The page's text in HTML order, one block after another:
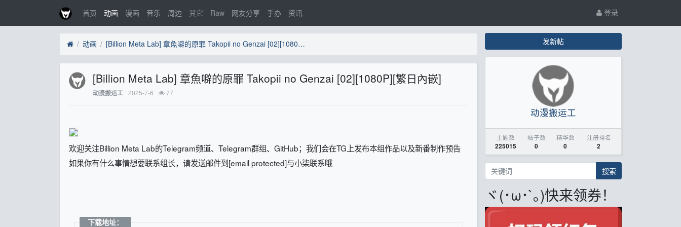
首页 动画 漫画 音乐 周边 其它 Raw 网友分享 手办 资讯 登录
动画 [Billion Meta Lab] 章魚噼的原罪 Takopii no Genzai [02][1080P][繁日內嵌]
[Billion Meta Lab] 章魚噼的原罪 Takopii no Genzai [02][1080P][繁日內嵌]
动漫搬运工 2025-7-6 77
欢迎关注Billion Meta Lab的Telegram频道、Telegram群组、GitHub；我们会在TG上发布本组作品以及新番制作预告
如果你有什么事情想要联系组长，请发送邮件到[email protected]与小柒联系哦
下载地址：
发新帖
动漫搬运工
主题数
225015
帖子数
0
精华数
0
注册排名
2
搜索
ヾ(･ω･`｡)快来领券！